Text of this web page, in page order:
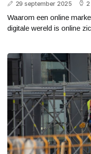
29 september 2025
Waarom een online
digitale wereld is online